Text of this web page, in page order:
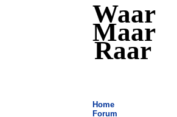
Waar
Maar
Raar
Home
Forum